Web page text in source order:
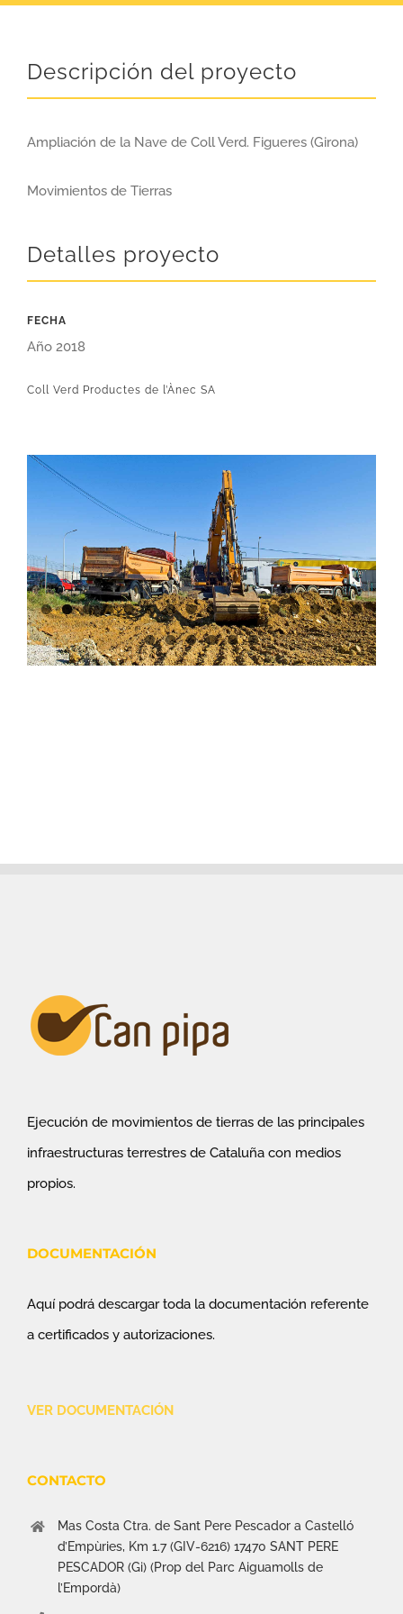
Descripción del proyecto
Ampliación de la Nave de Coll Verd. Figueres (Girona)
Movimientos de Tierras
Detalles proyecto
FECHA
Año 2018
Coll Verd Productes de l’Ànec SA
Ejecución de movimientos de tierras de las principales
infraestructuras terrestres de Cataluña con medios
propios.
DOCUMENTACIÓN
Aquí podrá descargar toda la documentación referente
a certificados y autorizaciones.
VER DOCUMENTACIÓN
CONTACTO
Mas Costa Ctra. de Sant Pere Pescador a Castelló
d’Empùries, Km 1.7 (GIV-6216) 17470 SANT PERE
PESCADOR (Gi) (Prop del Parc Aiguamolls de
l’Empordà)